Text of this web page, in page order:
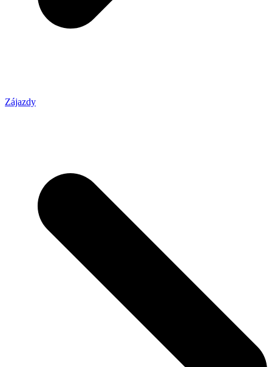
Zájazdy